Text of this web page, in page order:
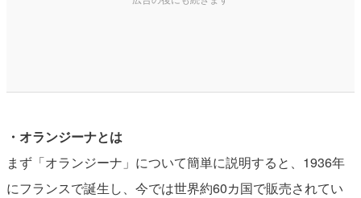
・オランジーナとは
まず「オランジーナ」について簡単に説明すると、1936年
にフランスで誕生し、今では世界約60カ国で販売されてい